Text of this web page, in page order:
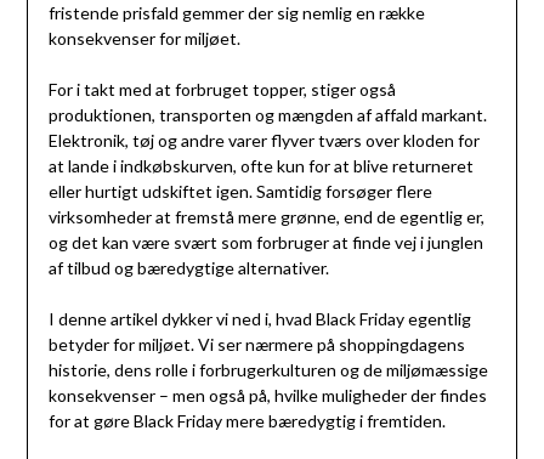
fristende prisfald gemmer der sig nemlig en række
konsekvenser for miljøet.
For i takt med at forbruget topper, stiger også
produktionen, transporten og mængden af affald markant.
Elektronik, tøj og andre varer flyver tværs over kloden for
at lande i indkøbskurven, ofte kun for at blive returneret
eller hurtigt udskiftet igen. Samtidig forsøger flere
virksomheder at fremstå mere grønne, end de egentlig er,
og det kan være svært som forbruger at finde vej i junglen
af tilbud og bæredygtige alternativer.
I denne artikel dykker vi ned i, hvad Black Friday egentlig
betyder for miljøet. Vi ser nærmere på shoppingdagens
historie, dens rolle i forbrugerkulturen og de miljømæssige
konsekvenser – men også på, hvilke muligheder der findes
for at gøre Black Friday mere bæredygtig i fremtiden.